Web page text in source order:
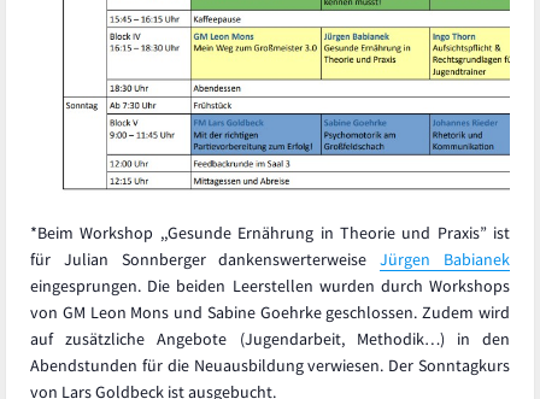
*Beim Workshop ,,Gesunde Ernährung in Theorie und Praxis” ist
für Julian Sonnberger dankenswerterweiseJürgen Babianek
eingesprungen. Die beiden Leerstellen wurden durch Workshops
von GM Leon Mons und Sabine Goehrke geschlossen. Zudem wird
auf zusätzliche Angebote (Jugendarbeit, Methodik…) in den
Abendstunden für die Neuausbildung verwiesen. Der Sonntagkurs
von Lars Goldbeck ist ausgebucht.